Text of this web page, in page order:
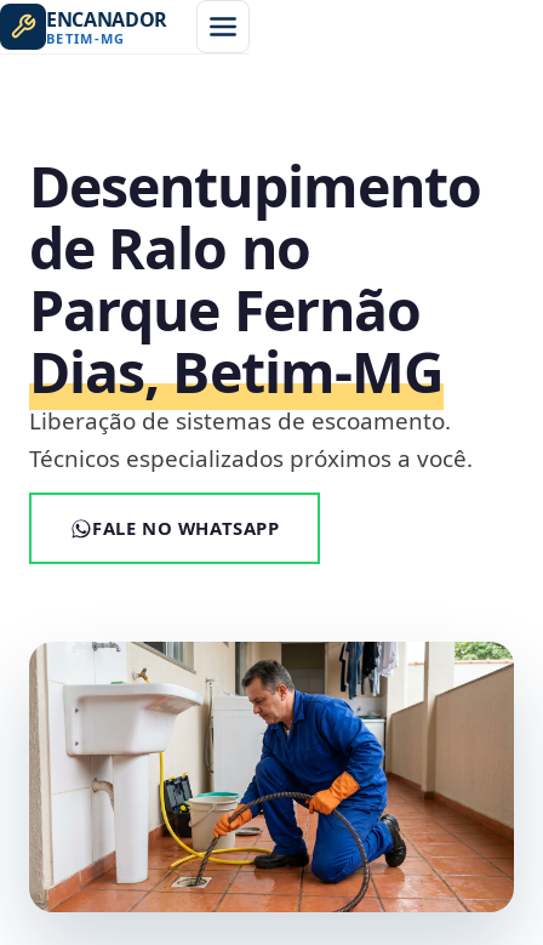
ENCANADOR
BETIM-MG
Desentupimento
de Ralo no
Parque Fernão
Dias, Betim‑MG
Liberação de sistemas de escoamento.
Técnicos especializados próximos a você.
FALE NO WHATSAPP